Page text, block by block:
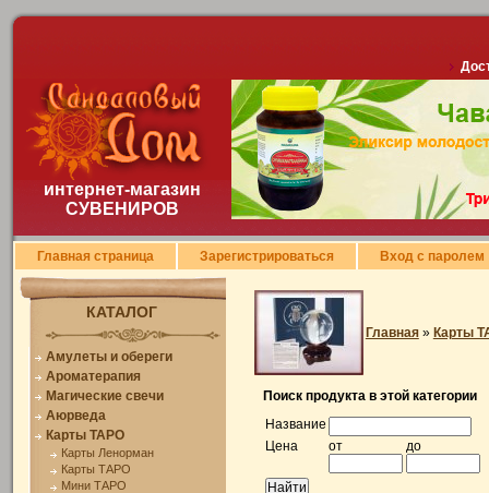
интернет-магазин
СУВЕНИРОВ
Главная страница Зарегистрироваться Вход с паролем
КАТАЛОГ
Амулеты и обереги
Ароматерапия
Магические свечи
Аюрведа
Карты ТАРО
Карты Ленорман
Карты ТАРО
Мини ТАРО
Главная» Карты
Поиск продукта в этой категории
Название
Цена
от до